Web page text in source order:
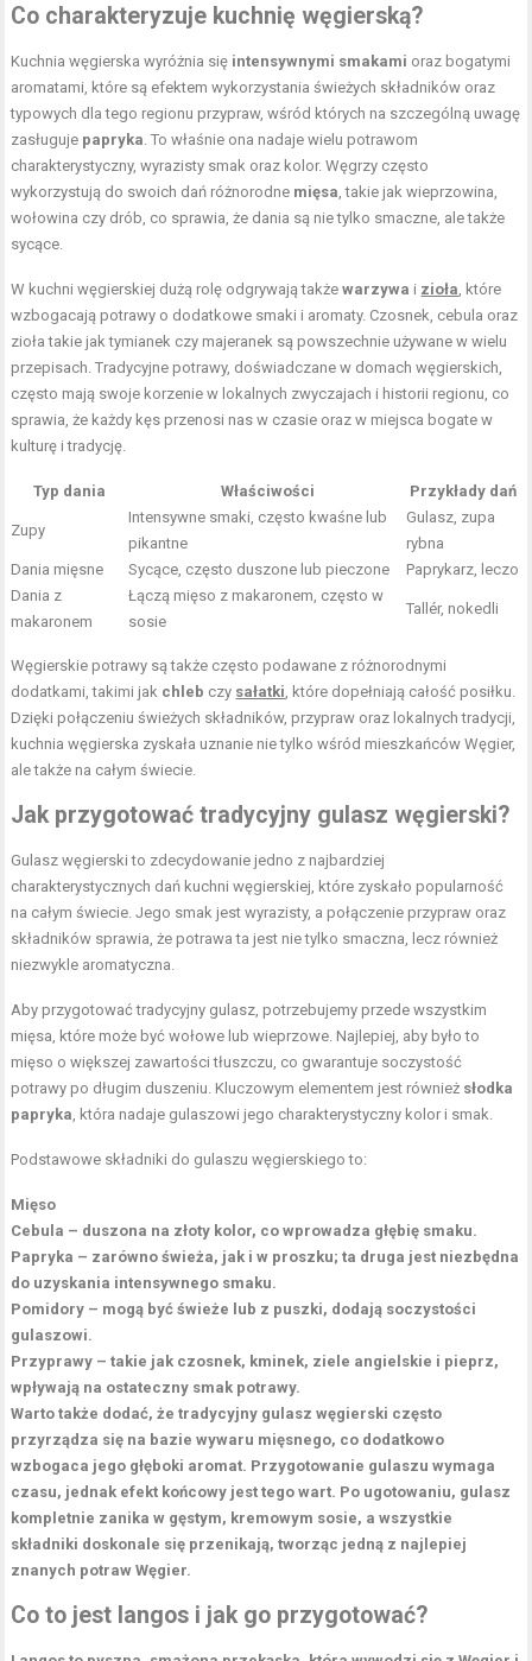
Co charakteryzuje kuchnię węgierską?
Kuchnia węgierska wyróżnia się intensywnymi smakami oraz bogatymi
aromatami, które są efektem wykorzystania świeżych składników oraz
typowych dla tego regionu przypraw, wśród których na szczególną uwagę
zasługuje papryka . To właśnie ona nadaje wielu potrawom
charakterystyczny, wyrazisty smak oraz kolor. Węgrzy często
wykorzystują do swoich dań różnorodne mięsa , takie jak wieprzowina,
wołowina czy drób, co sprawia, że dania są nie tylko smaczne, ale także
sycące.
W kuchni węgierskiej dużą rolę odgrywają takżewarzywa i zioła , które
wzbogacają potrawy o dodatkowe smaki i aromaty. Czosnek, cebula oraz
zioła takie jak tymianek czy majeranek są powszechnie używane w wielu
przepisach. Tradycyjne potrawy, doświadczane w domach węgierskich,
często mają swoje korzenie w lokalnych zwyczajach i historii regionu, co
sprawia, że każdy kęs przenosi nas w czasie oraz w miejsca bogate w
kulturę i tradycję.
Typ dania Właściwości Przykłady dań
Zupy
Intensywne smaki, często kwaśne lub
pikantne
Gulasz, zupa
rybna
Dania mięsne
Sycące, często duszone lub pieczone
Paprykarz, leczo
Dania z
makaronem
Łączą mięso z makaronem, często w
sosie
Tallér, nokedli
Węgierskie potrawy są także często podawane z różnorodnymi
dodatkami, takimi jak chleb czy sałatki , które dopełniają całość posiłku.
Dzięki połączeniu świeżych składników, przypraw oraz lokalnych tradycji,
kuchnia węgierska zyskała uznanie nie tylko wśród mieszkańców Węgier,
ale także na całym świecie.
Jak przygotować tradycyjny gulasz węgierski?
Gulasz węgierski to zdecydowanie jedno z najbardziej
charakterystycznych dań kuchni węgierskiej, które zyskało popularność
na całym świecie. Jego smak jest wyrazisty, a połączenie przypraw oraz
składników sprawia, że potrawa ta jest nie tylko smaczna, lecz również
niezwykle aromatyczna.
Aby przygotować tradycyjny gulasz, potrzebujemy przede wszystkim
mięsa, które może być wołowe lub wieprzowe. Najlepiej, aby było to
mięso o większej zawartości tłuszczu, co gwarantuje soczystość
potrawy po długim duszeniu. Kluczowym elementem jest również słodka
papryka , która nadaje gulaszowi jego charakterystyczny kolor i smak.
Podstawowe składniki do gulaszu węgierskiego to:
Mięso
Cebula – duszona na złoty kolor, co wprowadza głębię smaku.
Papryka – zarówno świeża, jak i w proszku; ta druga jest niezbędna
do uzyskania intensywnego smaku.
Pomidory – mogą być świeże lub z puszki, dodają soczystości
gulaszowi.
Przyprawy – takie jak czosnek, kminek, ziele angielskie i pieprz,
wpływają na ostateczny smak potrawy.
Warto także dodać, że tradycyjny gulasz węgierski często
przyrządza się na bazie wywaru mięsnego, co dodatkowo
wzbogaca jego głęboki aromat. Przygotowanie gulaszu wymaga
czasu, jednak efekt końcowy jest tego wart. Po ugotowaniu, gulasz
kompletnie zanika w gęstym, kremowym sosie, a wszystkie
składniki doskonale się przenikają, tworząc jedną z najlepiej
znanych potraw Węgier.
Co to jest langos i jak go przygotować?